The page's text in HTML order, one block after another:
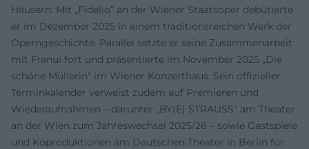
Häusern: Mit „Fidelio“ an der Wiener Staatsoper debütierte
er im Dezember 2025 in einem traditionsreichen Werk der
Operngeschichte. Parallel setzte er seine Zusammenarbeit
mit Franui fort und präsentierte im November 2025 „Die
schöne Müllerin“ im Wiener Konzerthaus. Sein offizieller
Terminkalender verweist zudem auf Premieren und
Wiederaufnahmen – darunter „BY(E) STRAUSS“ am Theater
an der Wien zum Jahreswechsel 2025/26 – sowie Gastspiele
und Koproduktionen am Deutschen Theater in Berlin für